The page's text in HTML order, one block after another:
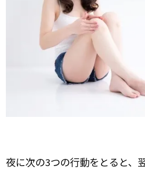
夜に次の3つの行動をとると、